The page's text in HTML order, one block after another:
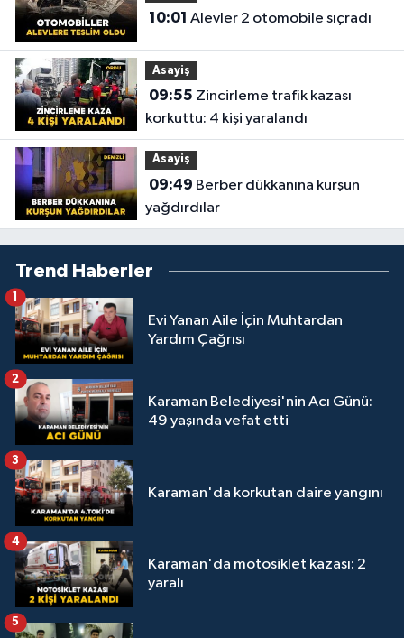
10:01 Alevler 2 otomobile sıçradı
Asayiş
09:55
korkuttu: 4 kişi yaralandı
Asayiş
09:49
yağdırdılar
Trend Haberler
Evi Yanan Aile İçin Muhtardan
Yardım Çağrısı
1
Karaman Belediyesi'nin Acı Günü:
49 yaşında vefat etti
2
Karaman'da korkutan daire yangını
3
Karaman'da motosiklet kazası: 2
yaralı
4
5